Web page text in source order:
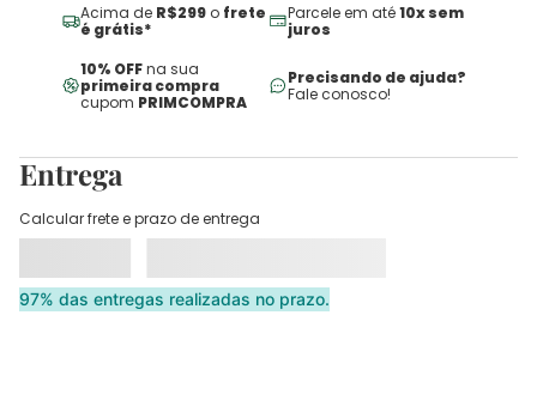
Acima de R$299 o frete
é grátis*
Parcele em até10x sem
juros
10% OFFna sua
primeira compra
cupom PRIMCOMPRA
Precisando de ajuda?
Fale conosco!
Entrega
Calcular frete e prazo de entrega
97% das entregas realizadas no prazo.